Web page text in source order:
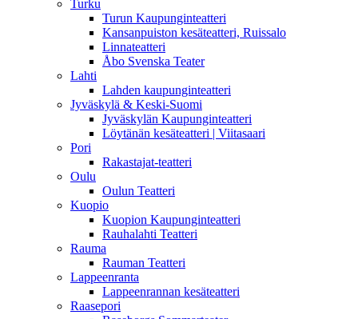
Turku
Turun Kaupunginteatteri
Kansanpuiston kesäteatteri, Ruissalo
Linnateatteri
Åbo Svenska Teater
Lahti
Lahden kaupunginteatteri
Jyväskylä & Keski-Suomi
Jyväskylän Kaupunginteatteri
Löytänän kesäteatteri | Viitasaari
Pori
Rakastajat-teatteri
Oulu
Oulun Teatteri
Kuopio
Kuopion Kaupunginteatteri
Rauhalahti Teatteri
Rauma
Rauman Teatteri
Lappeenranta
Lappeenrannan kesäteatteri
Raasepori